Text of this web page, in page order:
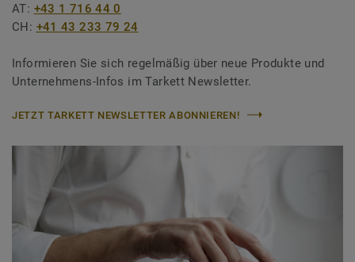
AT: +43 1 716 44 0
CH: +41 43 233 79 24
Informieren Sie sich regelmäßig über neue Produkte und
Unternehmens-Infos im Tarkett Newsletter.
JETZT TARKETT NEWSLETTER ABONNIEREN!